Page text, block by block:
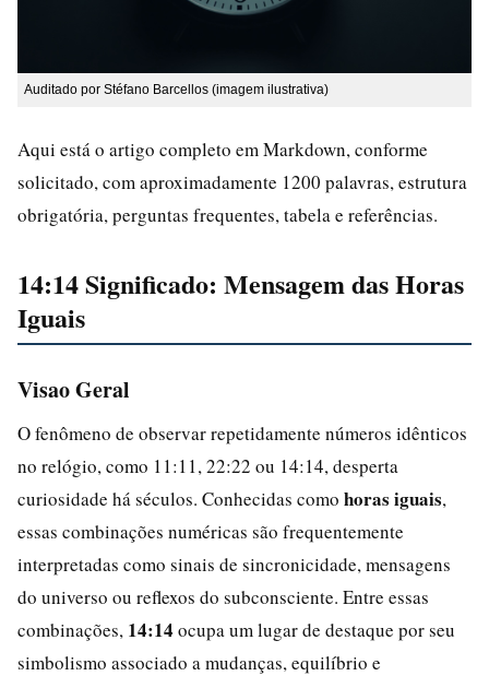
Auditado por Stéfano Barcellos (imagem ilustrativa)
Aqui está o artigo completo em Markdown, conforme
solicitado, com aproximadamente 1200 palavras, estrutura
obrigatória, perguntas frequentes, tabela e referências.
14:14 Significado: Mensagem das Horas
Iguais
Visao Geral
O fenômeno de observar repetidamente números idênticos
no relógio, como 11:11, 22:22 ou 14:14, desperta
curiosidade há séculos. Conhecidas como horas iguais,
essas combinações numéricas são frequentemente
interpretadas como sinais de sincronicidade, mensagens
do universo ou reflexos do subconsciente. Entre essas
combinações, 14:14 ocupa um lugar de destaque por seu
simbolismo associado a mudanças, equilíbrio e